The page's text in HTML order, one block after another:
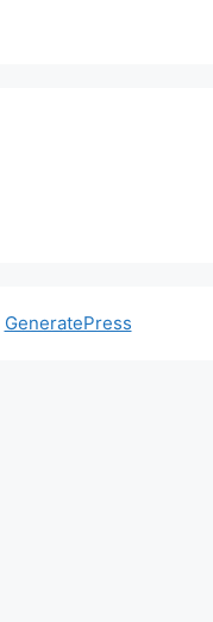
GeneratePress